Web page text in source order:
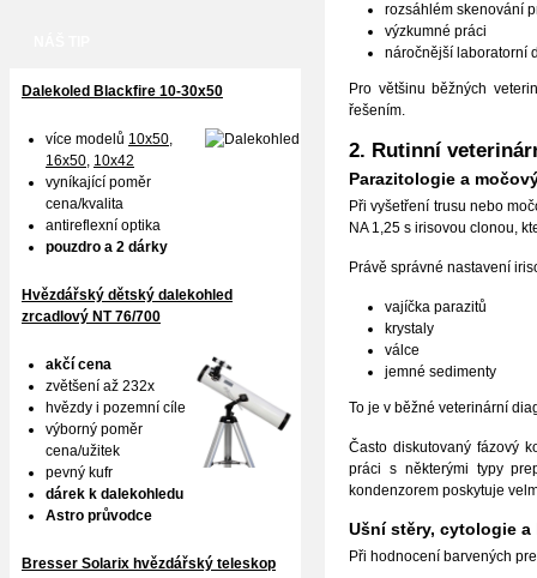
rozsáhlém skenování
výzkumné práci
náročnější laboratorní
Pro většinu běžných
řešením.
2. Rutinní
Parazitologie a
Při vyšetření trusu nebo
NA 1,25 s irisovou clonou,
Právě správné nastavení
vajíčka parazitů
krystaly
válce
jemné sedimenty
To je v běžné veterinární
Často diskutovaný fázový
práci s některými typy
kondenzorem poskytuje
Ušní stěry, cytologie a
Při hodnocení barvených
Dalekoled Blackfire 10-30x50
více modelů 10x50,
16x50, 10x42
vyníkající poměr
cena/kvalita
antireflexní optika
pouzdro a 2 dárky
Hvězdářský dětský dalekohled
zrcadlový NT 76/700
akčí cena
zvětšení až 232x
hvězdy i pozemní cíle
výborný poměr
cena/užitek
pevný kufr
dárek k dalekohledu
Astro průvodce
Bresser Solarix hvězdářský teleskop